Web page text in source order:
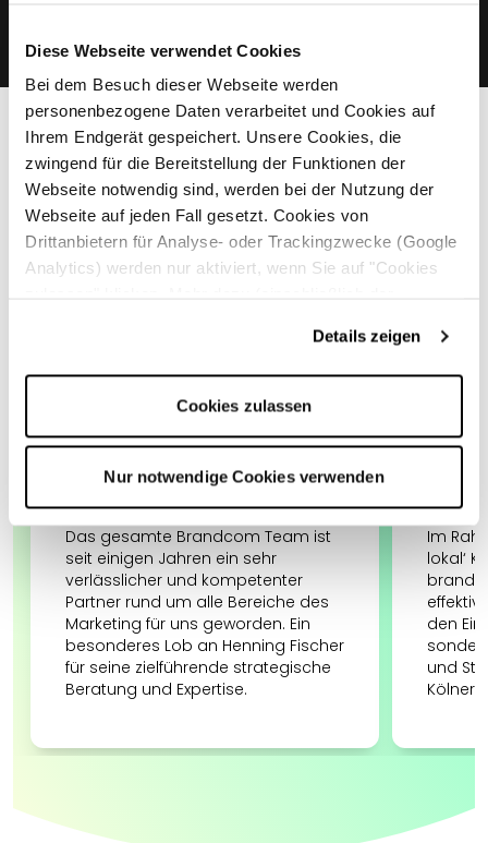
Diese Webseite verwendet Cookies
Bei dem Besuch dieser Webseite werden
personenbezogene Daten verarbeitet und Cookies auf
Ihrem Endgerät gespeichert. Unsere Cookies, die
zwingend für die Bereitstellung der Funktionen der
Webseite notwendig sind, werden bei der Nutzung der
Webseite auf jeden Fall gesetzt. Cookies von
Drittanbietern für Analyse- oder Trackingzwecke (Google
Analytics) werden nur aktiviert, wenn Sie auf "Cookies
Datenschutzerklärung—
Impressum.
Details zeigen
Cookies zulassen
Nur notwendige Cookies verwenden
Was andere über uns sagen
Möchten Sie uns bewerten? Wählen Sie ihren
Standort!
FrankfurtKölnMünchen
★★★★★
vor 3 Monatenzubrandcom GmbH
I Köln
ProKilo Stahlmarkt
Das gesamte Brandcom Team ist
seit einigen Jahren ein sehr
verlässlicher und kompetenter
Partner rund um alle Bereiche des
Marketing für uns geworden. Ein
besonderes Lob an Henning Fischer
für seine zielführende strategische
GmbH I
Im
lokal‘
effektiv
den
und